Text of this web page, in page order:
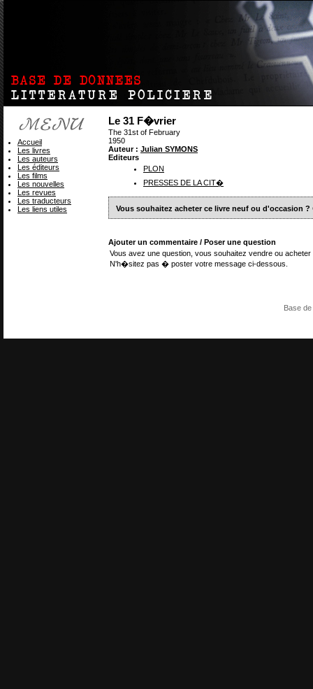
Le 31 F�vrier
The 31st of February
1950
Auteur : Julian SYMONS
Editeurs
PLON
PRESSES DE LA CIT�
Vous souhaitez acheter ce livre neuf ou d'occasion ?
Ajouter un commentaire / Poser une question
Vous avez une question, vous souhaitez vendre ou
N'h�sitez pas � poster votre message ci-dessous.
Accueil
Les livres
Les auteurs
Les éditeurs
Les films
Les nouvelles
Les revues
Les traducteurs
Les liens utiles
Base